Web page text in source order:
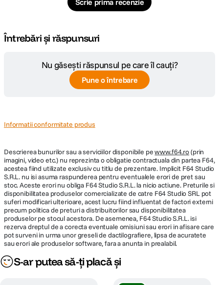
Scrie prima recenzie
Întrebări și răspunsuri
Nu găsești răspunsul pe care îl cauți?
Pune o întrebare
Informatii conformitate produs
Descrierea bunurilor sau a serviciilor disponibile pewww.f64.ro(prin
imagini, video etc.) nu reprezinta o obligatie contractuala din partea F64,
acestea fiind utilizate exclusiv cu titlu de prezentare. Implicit F64 Studio
S.R.L. nu isi asuma raspunderea pentru eventualele erori de pret sau
stoc. Aceste erori nu obliga F64 Studio S.R.L. la nicio actiune. Preturile si
disponibilitatea produselor comercializate de catre F64 Studio SRL pot
suferi modificari ulterioare, acest lucru fiind influentat de factori externi
precum politica de preturi a distribuitorilor sau disponibilitatea
produselor pe stocul acestora. De asemenea, F64 Studio S.R.L. isi
rezerva dreptul de a corecta eventuale omisiuni sau erori in afisare care
pot surveni in urma unor greseli de dactilografiere, lipsa de acuratete
sau erori ale produselor software, fara a anunta in prealabil.
S-ar putea să-ți placă și